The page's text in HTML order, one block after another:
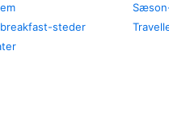
steder